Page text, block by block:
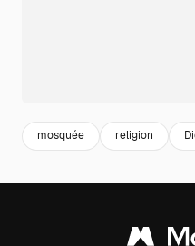
mosquée religion